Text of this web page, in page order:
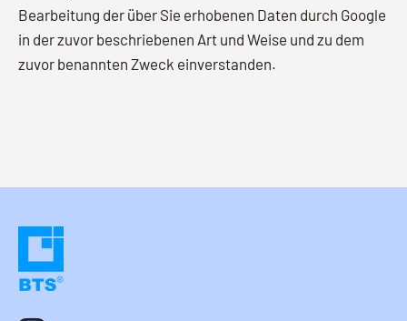
Bearbeitung der über Sie erhobenen Daten durch Google
in der zuvor beschriebenen Art und Weise und zu dem
zuvor benannten Zweck einverstanden.